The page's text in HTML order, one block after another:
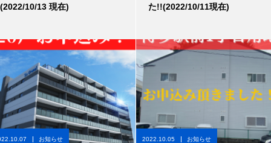
(2022/10/13 現在)
た!!(2022/10/11現在)
お知らせ 2022.10.05 お知らせ